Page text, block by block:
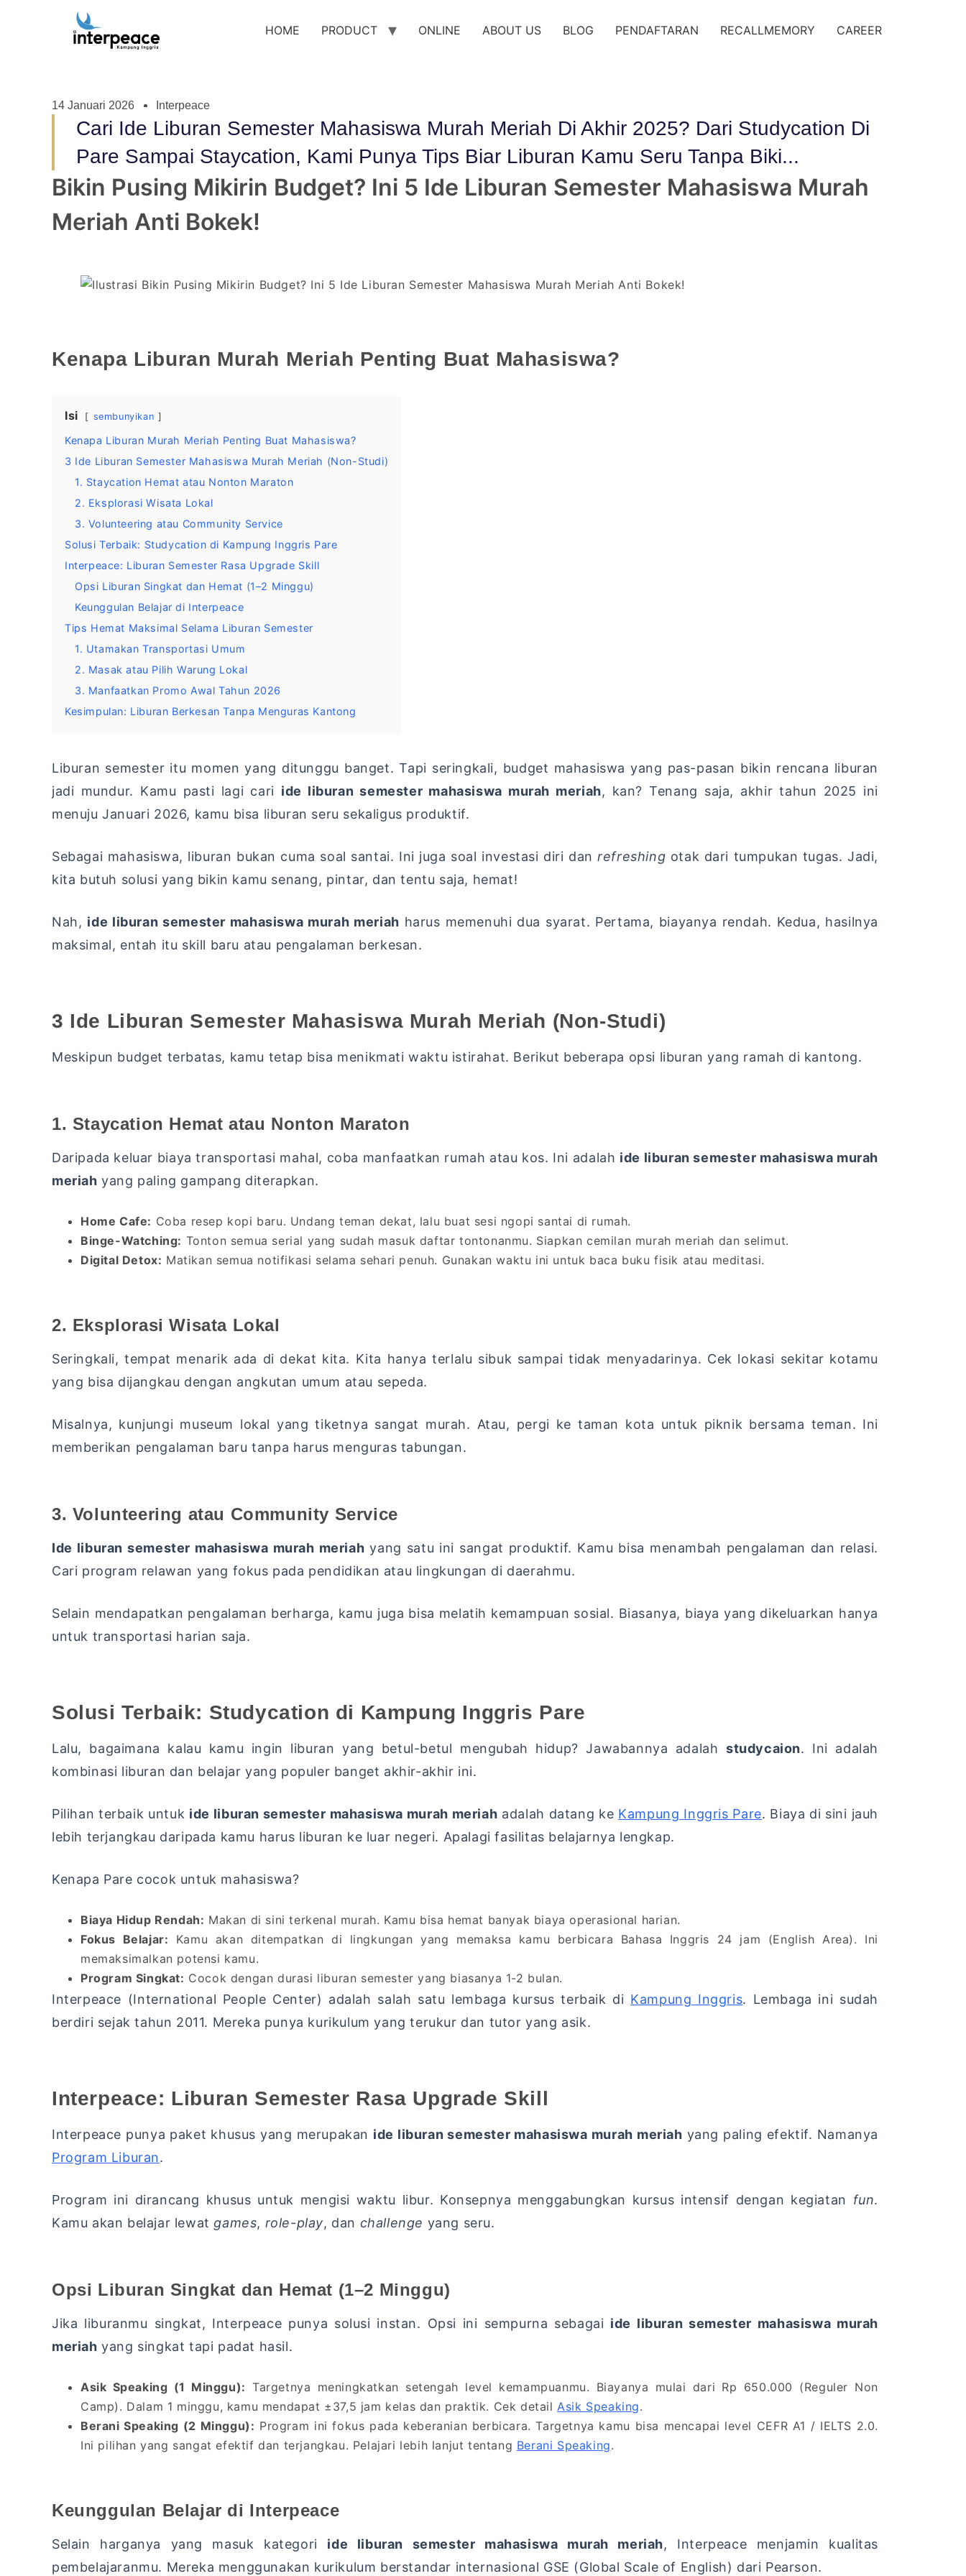
HOME PRODUCT ONLINE ABOUT US BLOG PENDAFTARAN RECALLMEMORY CAREER
14 Januari 2026 Interpeace
Cari Ide Liburan Semester Mahasiswa Murah Meriah Di Akhir 2025? Dari Studycation Di
Pare Sampai Staycation, Kami Punya Tips Biar Liburan Kamu Seru Tanpa Biki...
Bikin Pusing Mikirin Budget? Ini 5 Ide Liburan Semester Mahasiswa Murah
Meriah Anti Bokek!
Kenapa Liburan Murah Meriah Penting Buat Mahasiswa?
Isi sembunyikan
Kenapa Liburan Murah Meriah Penting Buat Mahasiswa?
3 Ide Liburan Semester Mahasiswa Murah Meriah (Non-Studi)
1. Staycation Hemat atau Nonton Maraton
2. Eksplorasi Wisata Lokal
3. Volunteering atau Community Service
Solusi Terbaik: Studycation di Kampung Inggris Pare
Interpeace: Liburan Semester Rasa Upgrade Skill
Opsi Liburan Singkat dan Hemat (1–2 Minggu)
Keunggulan Belajar di Interpeace
Tips Hemat Maksimal Selama Liburan Semester
1. Utamakan Transportasi Umum
2. Masak atau Pilih Warung Lokal
3. Manfaatkan Promo Awal Tahun 2026
Kesimpulan: Liburan Berkesan Tanpa Menguras Kantong
Liburan semester itu momen yang ditunggu banget. Tapi seringkali, budget mahasiswa yang pas-pasan bikin rencana liburan
jadi mundur. Kamu pasti lagi cari ide liburan semester mahasiswa murah meriah, kan? Tenang saja, akhir tahun 2025 ini
menuju Januari 2026, kamu bisa liburan seru sekaligus produktif.
Sebagai mahasiswa, liburan bukan cuma soal santai. Ini juga soal investasi diri danrefreshing otak dari tumpukan tugas. Jadi,
kita butuh solusi yang bikin kamu senang, pintar, dan tentu saja, hemat!
Nah, ide liburan semester mahasiswa murah meriah harus memenuhi dua syarat. Pertama, biayanya rendah. Kedua, hasilnya
maksimal, entah itu skill baru atau pengalaman berkesan.
3 Ide Liburan Semester Mahasiswa Murah Meriah (Non-Studi)
Meskipun budget terbatas, kamu tetap bisa menikmati waktu istirahat. Berikut beberapa opsi liburan yang ramah di kantong.
1. Staycation Hemat atau Nonton Maraton
Daripada keluar biaya transportasi mahal, coba manfaatkan rumah atau kos. Ini adalah ide liburan semester mahasiswa murah
meriah yang paling gampang diterapkan.
Home Cafe: Coba resep kopi baru. Undang teman dekat, lalu buat sesi ngopi santai di rumah.
Binge-Watching: Tonton semua serial yang sudah masuk daftar tontonanmu. Siapkan cemilan murah meriah dan selimut.
Digital Detox: Matikan semua notifikasi selama sehari penuh. Gunakan waktu ini untuk baca buku fisik atau meditasi.
2. Eksplorasi Wisata Lokal
Seringkali, tempat menarik ada di dekat kita. Kita hanya terlalu sibuk sampai tidak menyadarinya. Cek lokasi sekitar kotamu
yang bisa dijangkau dengan angkutan umum atau sepeda.
Misalnya, kunjungi museum lokal yang tiketnya sangat murah. Atau, pergi ke taman kota untuk piknik bersama teman. Ini
memberikan pengalaman baru tanpa harus menguras tabungan.
3. Volunteering atau Community Service
Ide liburan semester mahasiswa murah meriah yang satu ini sangat produktif. Kamu bisa menambah pengalaman dan relasi.
Cari program relawan yang fokus pada pendidikan atau lingkungan di daerahmu.
Selain mendapatkan pengalaman berharga, kamu juga bisa melatih kemampuan sosial. Biasanya, biaya yang dikeluarkan hanya
untuk transportasi harian saja.
Solusi Terbaik: Studycation di Kampung Inggris Pare
Lalu, bagaimana kalau kamu ingin liburan yang betul-betul mengubah hidup? Jawabannya adalah studycaion. Ini adalah
kombinasi liburan dan belajar yang populer banget akhir-akhir ini.
Pilihan terbaik untuk ide liburan semester mahasiswa murah meriah adalah datang ke Kampung Inggris Pare. Biaya di sini jauh
lebih terjangkau daripada kamu harus liburan ke luar negeri. Apalagi fasilitas belajarnya lengkap.
Kenapa Pare cocok untuk mahasiswa?
Biaya Hidup Rendah: Makan di sini terkenal murah. Kamu bisa hemat banyak biaya operasional harian.
Fokus Belajar: Kamu akan ditempatkan di lingkungan yang memaksa kamu berbicara Bahasa Inggris 24 jam (English Area). Ini
memaksimalkan potensi kamu.
Program Singkat: Cocok dengan durasi liburan semester yang biasanya 1-2 bulan.
Interpeace (International People Center) adalah salah satu lembaga kursus terbaik di Kampung Inggris. Lembaga ini sudah
berdiri sejak tahun 2011. Mereka punya kurikulum yang terukur dan tutor yang asik.
Interpeace: Liburan Semester Rasa Upgrade Skill
Interpeace punya paket khusus yang merupakan ide liburan semester mahasiswa murah meriah yang paling efektif. Namanya
Program Liburan.
Program ini dirancang khusus untuk mengisi waktu libur. Konsepnya menggabungkan kursus intensif dengan kegiatan fun.
Kamu akan belajar lewat games, role-play, dan challenge yang seru.
Opsi Liburan Singkat dan Hemat (1–2 Minggu)
Jika liburanmu singkat, Interpeace punya solusi instan. Opsi ini sempurna sebagai ide liburan semester mahasiswa murah
meriah yang singkat tapi padat hasil.
Asik Speaking (1 Minggu): Targetnya meningkatkan setengah level kemampuanmu. Biayanya mulai dari Rp 650.000 (Reguler Non
Camp). Dalam 1 minggu, kamu mendapat ±37,5 jam kelas dan praktik. Cek detail Asik Speaking.
Berani Speaking (2 Minggu): Program ini fokus pada keberanian berbicara. Targetnya kamu bisa mencapai level CEFR A1 / IELTS 2.0.
Ini pilihan yang sangat efektif dan terjangkau. Pelajari lebih lanjut tentang Berani Speaking.
Keunggulan Belajar di Interpeace
Selain harganya yang masuk kategori ide liburan semester mahasiswa murah meriah, Interpeace menjamin kualitas
pembelajaranmu. Mereka menggunakan kurikulum berstandar internasional GSE (Global Scale of English) dari Pearson.